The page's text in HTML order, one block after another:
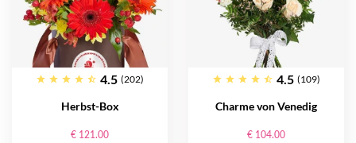
4.5 (202)
Herbst-Box
€ 121.00
4.5 (109)
Charme von Venedig
€ 104.00